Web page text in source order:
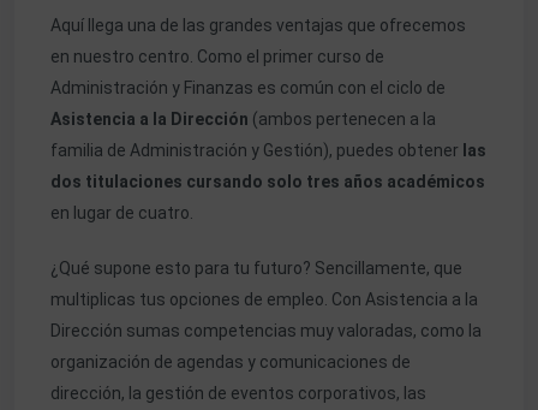
Aquí llega una de las grandes ventajas que ofrecemos
en nuestro centro. Como el primer curso de
Administración y Finanzas es común con el ciclo de
Asistencia a la Dirección (ambos pertenecen a la
familia de Administración y Gestión), puedes obtener las
dos titulaciones cursando solo tres años académicos
en lugar de cuatro.
¿Qué supone esto para tu futuro? Sencillamente, que
multiplicas tus opciones de empleo. Con Asistencia a la
Dirección sumas competencias muy valoradas, como la
organización de agendas y comunicaciones de
dirección, la gestión de eventos corporativos, las